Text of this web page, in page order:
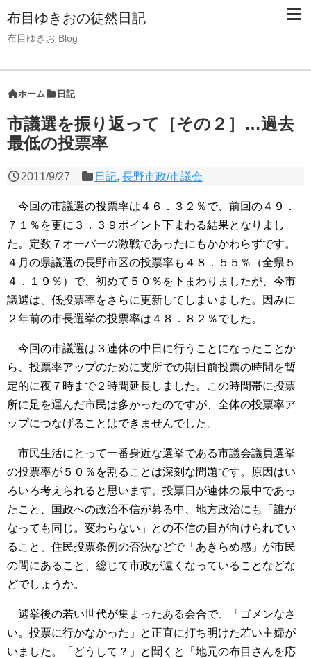
布目ゆきおの徒然日記
布目ゆきお Blog
ホーム 日記
市議選を振り返って［その２］…過去
最低の投票率
2011/9/27 日記,長野市政/市議会
今回の市議選の投票率は４６．３２％で、前回の４９．
７１％を更に３．３９ポイント下まわる結果となりまし
た。定数７オーバーの激戦であったにもかかわらずです。
４月の県議選の長野市区の投票率も４８．５５％（全県５
４．１９％）で、初めて５０％を下まわりましたが、今市
議選は、低投票率をさらに更新してしまいました。因みに
２年前の市長選挙の投票率は４８．８２％でした。
今回の市議選は３連休の中日に行うことになったことか
ら、投票率アップのために支所での期日前投票の時間を暫
定的に夜７時まで２時間延長しました。この時間帯に投票
所に足を運んだ市民は多かったのですが、全体の投票率ア
ップにつなげることはできませんでした。
市民生活にとって一番身近な選挙である市議会議員選挙
の投票率が５０％を割ることは深刻な問題です。原因はい
ろいろ考えられると思います。投票日が連休の最中であっ
たこと、国政への政治不信が募る中、地方政治にも「誰が
なっても同じ。変わらない」との不信の目が向けられてい
ること、住民投票条例の否決などで「あきらめ感」が市民
の間にあること、総じて市政が遠くなっていることなどな
どでしょうか。
選挙後の若い世代が集まったある会合で、「ゴメンなさ
い。投票に行かなかった」と正直に打ち明けた若い主婦が
いました。「どうして？」と聞くと「地元の布目さんを応